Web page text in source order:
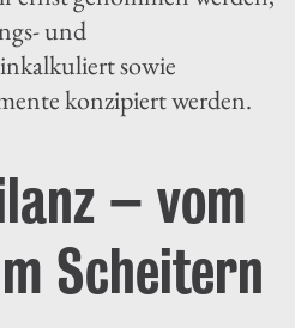
und
sowie
konzipiert werden.
– vom
Scheitern